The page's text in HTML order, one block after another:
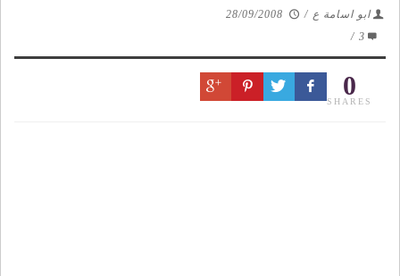
ابو اسامة ع /
28/09/2008
3
/
0
SHARES